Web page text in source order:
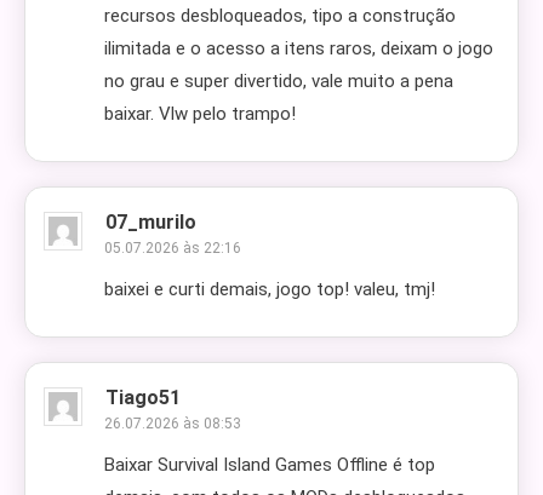
recursos desbloqueados, tipo a construção
ilimitada e o acesso a itens raros, deixam o jogo
no grau e super divertido, vale muito a pena
baixar. Vlw pelo trampo!
07_murilo
05.07.2026 às 22:16
baixei e curti demais, jogo top! valeu, tmj!
Tiago51
26.07.2026 às 08:53
Baixar Survival Island Games Offline é top